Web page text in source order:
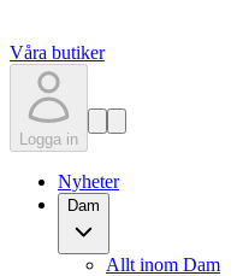
Våra butiker
Logga in
Nyheter
Dam
Allt inom Dam